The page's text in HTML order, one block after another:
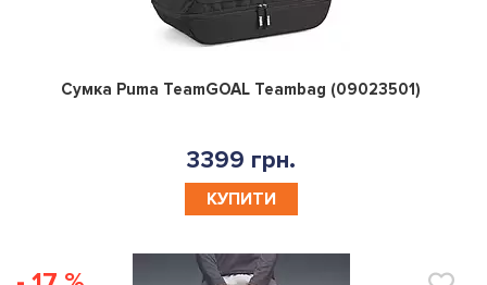
0
Сумка Puma TeamGOAL Teambag (09023501)
3399 грн.
КУПИТИ